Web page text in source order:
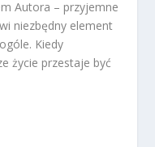
Autora – przyjemne
niezbędny element
Kiedy
życie przestaje być